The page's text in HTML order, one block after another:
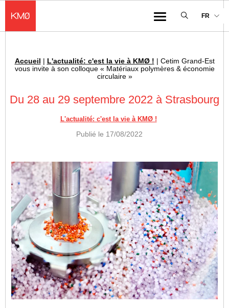
Menu
FR
Fil d'Ariane :
Accueil | L'actualité: c'est la vie à KMØ ! | Cetim Grand-Est
vous invite à son colloque « Matériaux polymères & économie
circulaire »
Du 28 au 29 septembre 2022 à Strasbourg
L'actualité: c'est la vie à KMØ !
Publié le 17/08/2022